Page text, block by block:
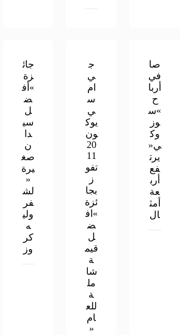
صا
في
أربا
ح
»س
وز
وك
ي«
يرت
فع
أرب
عة
أمث
ال
ج
ي
ام
س
ي
يوك
ون
20
11
تفو
ز
بجا
ئزة
»اف
ض
ل
قيم
ة
شا
مل
ة
للع
ام
«
جائ
زة
»أف
ض
ل
سي
دا
ن
صغ
يرة
«
لش
فر
ولي
ه
كر
وز